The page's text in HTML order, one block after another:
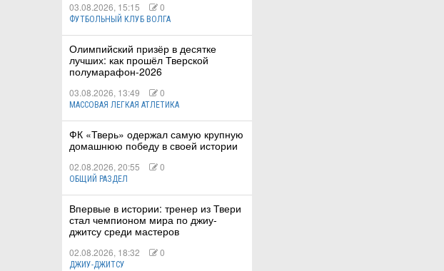
03.08.2026, 15:15 0
ФУТБОЛЬНЫЙ КЛУБ ВОЛГА
Олимпийский призёр в десятке
лучших: как прошёл Тверской
полумарафон-2026
03.08.2026, 13:49 0
МАССОВАЯ ЛЕГКАЯ АТЛЕТИКА
ФК «Тверь» одержал самую крупную
домашнюю победу в своей истории
02.08.2026, 20:55 0
ОБЩИЙ РАЗДЕЛ
Впервые в истории: тренер из Твери
стал чемпионом мира по джиу-
джитсу среди мастеров
02.08.2026, 18:32 0
ДЖИУ-ДЖИТСУ